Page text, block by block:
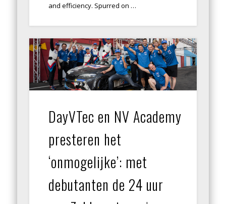
and efficiency. Spurred on …
DayVTec en NV Academy
presteren het
‘onmogelijke’: met
debutanten de 24 uur